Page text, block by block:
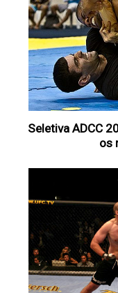
Seletiva ADCC
os